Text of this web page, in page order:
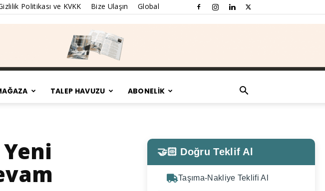
Politikası ve KVKK Bize Ulaşın Global
TALEP HAVUZU ABONELİK
🤝🏻 Doğru Teklif Al
Taşıma-Nakliye Teklifi Al